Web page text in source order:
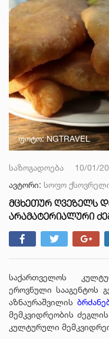
ფოტო: NGTRAVEL
საზოგადოება
10/01/
ავტორი: სოფო
ᲛᲪᲮᲔᲗᲣᲠ ᲦᲕᲔᲖᲔᲚᲡ
ᲐᲠᲐᲛᲐᲢᲔᲠᲘᲐᲚᲣᲠᲘ
საქართველოს
ეროვნული სააგენტოს
აზნაურაშვილის
მემკვიდრეობის
კულტურული